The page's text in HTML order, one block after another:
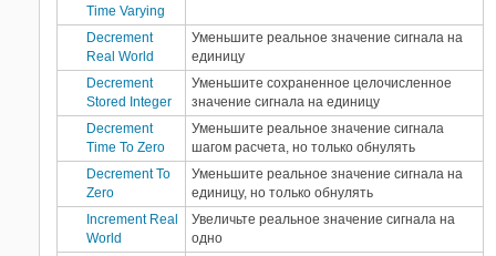
Time Varying
Decrement
Real World
Уменьшите реальное значение сигнала на
единицу
Decrement
Stored Integer
Уменьшите сохраненное целочисленное
значение сигнала на единицу
Decrement
Time To Zero
Уменьшите реальное значение сигнала
шагом расчета, но только обнулять
Decrement To
Zero
Уменьшите реальное значение сигнала на
единицу, но только обнулять
Increment Real
World
Увеличьте реальное значение сигнала на
одно